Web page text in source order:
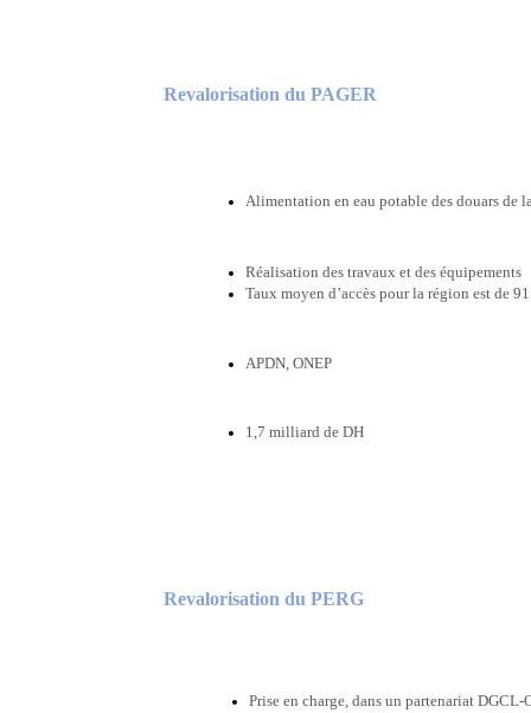
Revalorisation du PAGER
Alimentation en eau potable des douars de
Réalisation des travaux et des équipements
Taux moyen d’accès pour la région est de
APDN, ONEP
1,7 milliard de DH
Revalorisation du PERG
Prise en charge, dans un partenariat